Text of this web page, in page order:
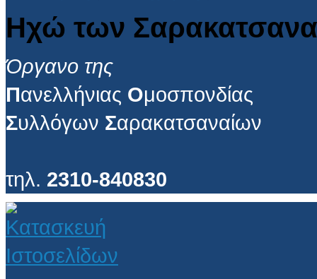
Ηχώ των
Όργανο της
Πανελλήνιας Ομοσπονδίας
Συλλόγων Σαρακατσαναίων
τηλ. 2310-840830